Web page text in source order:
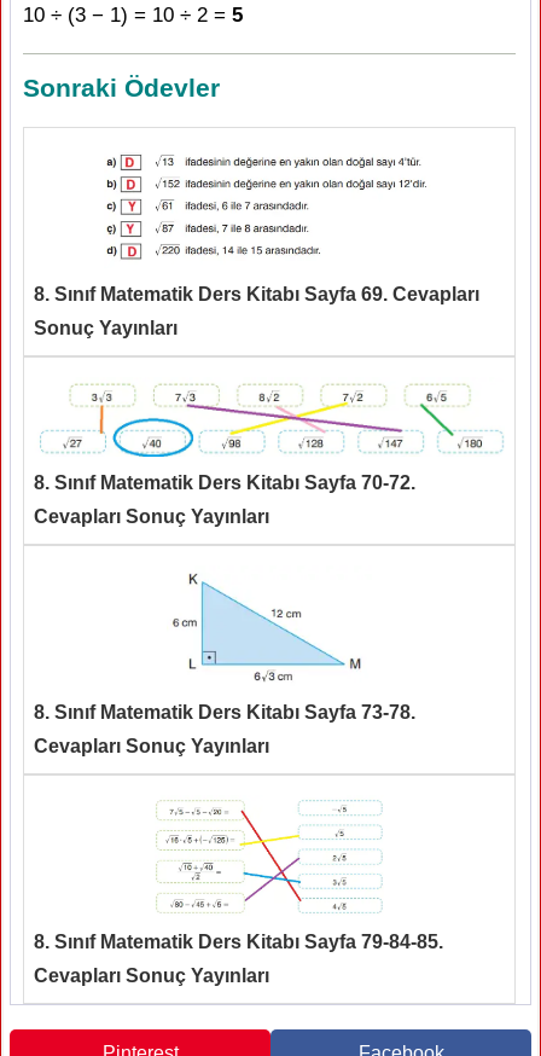
10 ÷ (3 − 1) = 10 ÷ 2 = 5
Sonraki Ödevler
8. Sınıf Matematik Ders Kitabı Sayfa 69. Cevapları
Sonuç Yayınları
8. Sınıf Matematik Ders Kitabı Sayfa 70-72.
Cevapları Sonuç Yayınları
8. Sınıf Matematik Ders Kitabı Sayfa 73-78.
Cevapları Sonuç Yayınları
8. Sınıf Matematik Ders Kitabı Sayfa 79-84-85.
Cevapları Sonuç Yayınları